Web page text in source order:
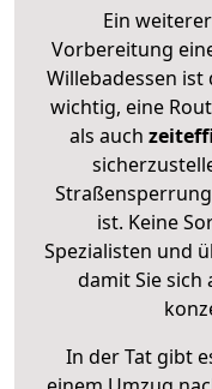
Ein
Vorbereitung
Willebadessen ist
wichtig, eine
als auch
ist. Keine
Spezialisten und
damit Sie sich
In der Tat gibt